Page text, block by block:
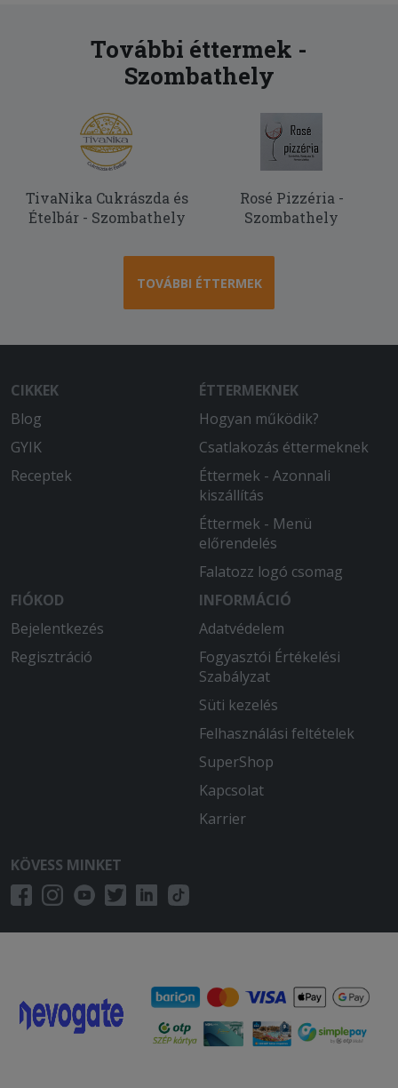
További éttermek -
Szombathely
TivaNika Cukrászda és
Ételbár - Szombathely
Rosé Pizzéria -
Szombathely
TOVÁBBI ÉTTERMEK
CIKKEK
Blog
GYIK
Receptek
ÉTTERMEKNEK
Hogyan működik?
Csatlakozás éttermeknek
Éttermek - Azonnali
kiszállítás
Éttermek - Menü
előrendelés
Falatozz logó csomag
FIÓKOD
Bejelentkezés
Regisztráció
INFORMÁCIÓ
Adatvédelem
Fogyasztói Értékelési
Szabályzat
Süti kezelés
Felhasználási feltételek
SuperShop
Kapcsolat
Karrier
KÖVESS MINKET